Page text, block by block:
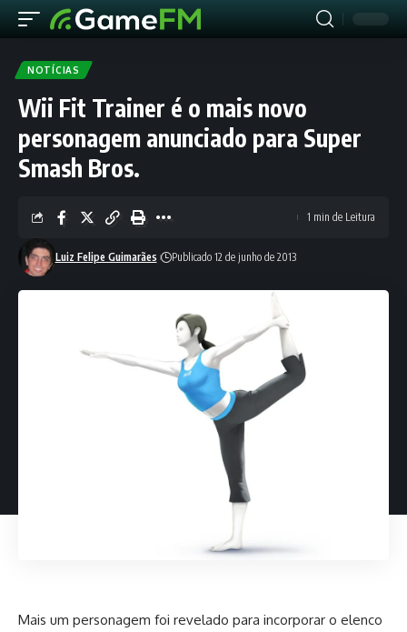
NOTÍCIAS
Wii Fit Trainer é o mais novo
personagem anunciado para Super
Smash Bros.
Luiz Felipe Guimarães Publicado 12 de junho de 2013
1 min de Leitura
Mais um personagem foi revelado para incorporar o elenco